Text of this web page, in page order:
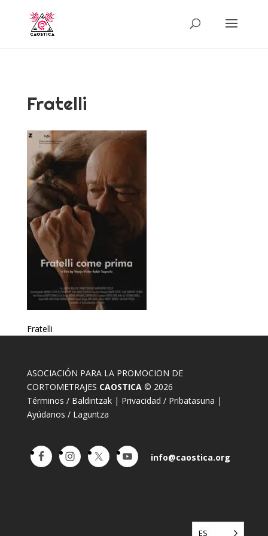
Fratelli
Fratelli
ASOCIACIÓN PARA LA PROMOCION DE
CORTOMETRAJES CAOSTICA© 2026
Términos / Baldintzak| Privacidad / Pribatasuna |
Ayúdanos / Laguntza
info@caostica.org
ES